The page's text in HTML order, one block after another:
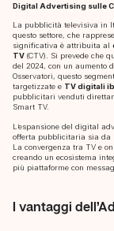
Services
Contacts
Digital Advertising sulle
La pubblicità televisiva in
questo settore, che
significativa è attribuita al
TV (CTV). Si prevede che
del 2024, con un aumento
Osservatori, questo
targetizzate e TV digitali
pubblicitari venduti
Smart TV.
L’espansione del digital
offerta pubblicitaria sia da
La convergenza tra TV e
creando un ecosistema
più piattaforme con
I vantaggi